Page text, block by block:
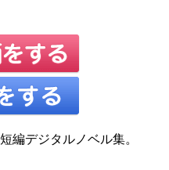
編デジタルノベル集。